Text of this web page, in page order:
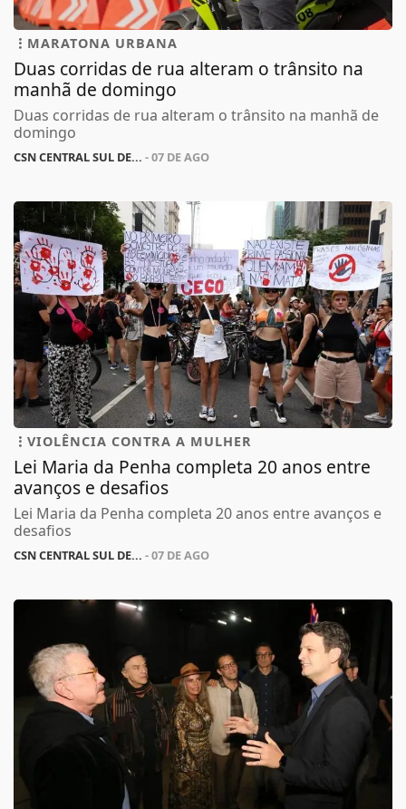
MARATONA URBANA
Duas corridas de rua alteram o trânsito na
manhã de domingo
Duas corridas de rua alteram o trânsito na manhã de
domingo
CSN CENTRAL SUL DE... - 07 DE AGO
VIOLÊNCIA CONTRA A MULHER
Lei Maria da Penha completa 20 anos entre
avanços e desafios
Lei Maria da Penha completa 20 anos entre avanços e
desafios
CSN CENTRAL SUL DE... - 07 DE AGO